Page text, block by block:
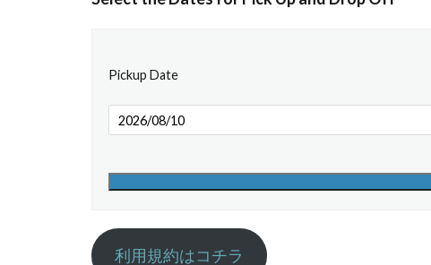
Pickup Date
利用規約はコチラ